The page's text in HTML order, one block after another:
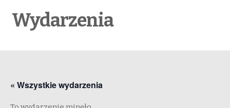
Wydarzenia
« Wszystkie wydarzenia